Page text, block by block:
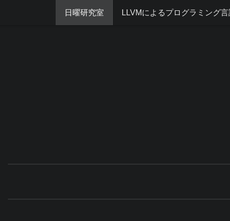
日曜研究室 LLVMによるプログラミング